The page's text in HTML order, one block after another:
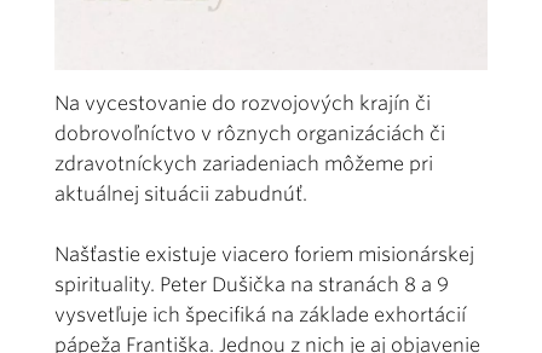
Na vycestovanie do rozvojových krajín či
dobrovoľníctvo v rôznych organizáciách či
zdravotníckych zariadeniach môžeme pri
aktuálnej situácii zabudnúť.
Našťastie existuje viacero foriem misionárskej
spirituality. Peter Dušička na stranách 8 a 9
vysvetľuje ich špecifiká na základe exhortácií
pápeža Františka. Jednou z nich je aj objavenie